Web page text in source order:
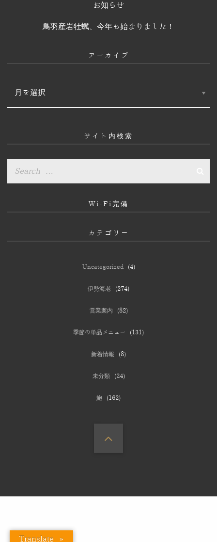
お知らせ
鳥羽産岩牡蠣、今年も始まりました！
アーカイブ
カ
サイト内検索
Wi-Fi完備
カテゴリー
Uncategorized(4)
伊勢海老 (274)
営業案内 (82)
季節の単品メニュー (131)
新着情報 (8)
未分類(24)
鮑 (162)
Translate »